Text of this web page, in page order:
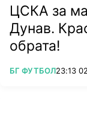
ЦСКА за
Дунав.
обрата!
ПОВЕЧЕ ОТ
БГ ФУТБОЛ23:13